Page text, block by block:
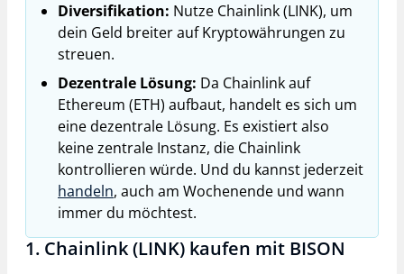
Diversifikation: Nutze Chainlink (LINK), um
dein Geld breiter auf Kryptowährungen zu
streuen.
Dezentrale Lösung: Da Chainlink auf
Ethereum (ETH) aufbaut, handelt es sich um
eine dezentrale Lösung. Es existiert also
keine zentrale Instanz, die Chainlink
kontrollieren würde. Und du kannst jederzeit
handeln, auch am Wochenende und wann
immer du möchtest.
1. Chainlink (LINK) kaufen mit BISON